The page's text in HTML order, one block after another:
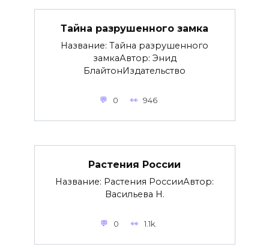
Тайна разрушенного замка
Название: Тайна разрушенного
замкаАвтор: Энид
БлайтонИздательство
0 946
Растения России
Название: Растения РоссииАвтор:
Васильева Н.
0 1.1k.